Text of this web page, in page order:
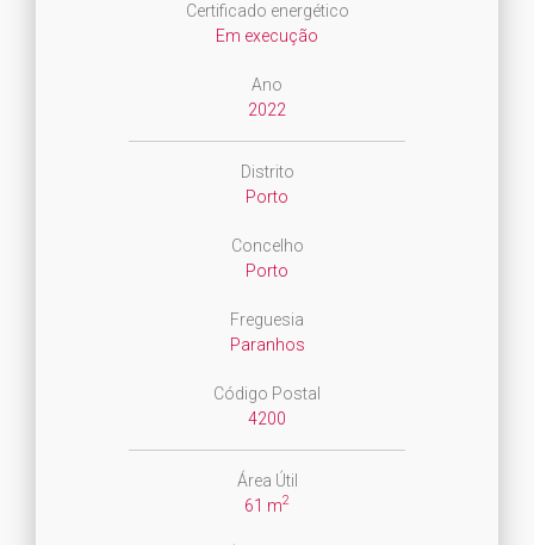
Certificado energético
Em execução
Ano
2022
Distrito
Porto
Concelho
Porto
Freguesia
Paranhos
Código Postal
4200
Área Útil
61 m2